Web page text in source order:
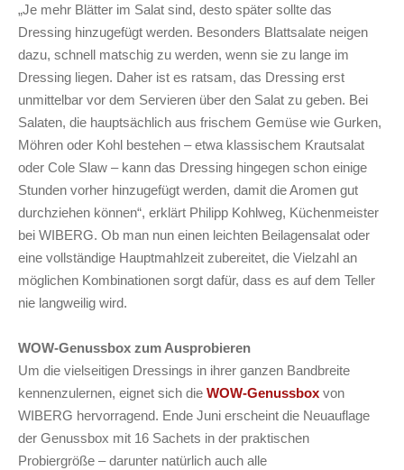
„Je mehr Blätter im Salat sind, desto später sollte das
Dressing hinzugefügt werden. Besonders Blattsalate neigen
dazu, schnell matschig zu werden, wenn sie zu lange im
Dressing liegen. Daher ist es ratsam, das Dressing erst
unmittelbar vor dem Servieren über den Salat zu geben. Bei
Salaten, die hauptsächlich aus frischem Gemüse wie Gurken,
Möhren oder Kohl bestehen – etwa klassischem Krautsalat
oder Cole Slaw – kann das Dressing hingegen schon einige
Stunden vorher hinzugefügt werden, damit die Aromen gut
durchziehen können“, erklärt Philipp Kohlweg, Küchenmeister
bei WIBERG. Ob man nun einen leichten Beilagensalat oder
eine vollständige Hauptmahlzeit zubereitet, die Vielzahl an
möglichen Kombinationen sorgt dafür, dass es auf dem Teller
nie langweilig wird.
WOW-Genussbox zum Ausprobieren
Um die vielseitigen Dressings in ihrer ganzen Bandbreite
kennenzulernen, eignet sich die WOW-Genussbox von
WIBERG hervorragend. Ende Juni erscheint die Neuauflage
der Genussbox mit 16 Sachets in der praktischen
Probiergröße – darunter natürlich auch alle